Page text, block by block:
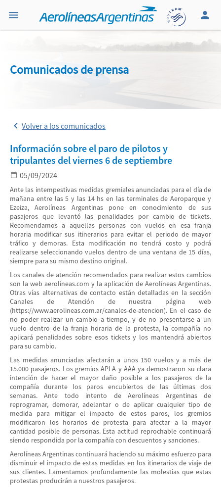
Comunicados de prensa
Volver a los comunicados
Información sobre el paro de pilotos y
tripulantes del viernes 6 de septiembre
05/09/2024
Ante las intempestivas medidas gremiales anunciadas para el día de
mañana entre las 5 y las 14 hs en las terminales de Aeroparque y
Ezeiza, Aerolíneas Argentinas pone en conocimiento de sus
pasajeros que levantó las penalidades por cambio de tickets.
Recomendamos a aquellas personas con vuelos en esa franja
horaria modificar sus itinerarios para evitar el periodo de mayor
tráfico y demoras. Esta modificación no tendrá costo y podrá
realizarse seleccionando vuelos dentro de una ventana de 15 días,
siempre para su mismo destino original.
Los canales de atención recomendados para realizar estos cambios
son la web aerolíneas.com y la aplicación de Aerolíneas Argentinas.
Otras vías alternativas de contacto están detalladas en la sección
Canales de Atención de nuestra página web
(https://www.aerolineas.com.ar/canales-de-atencion). En el caso de
no poder realizar un cambio a tiempo, y de no presentarse a un
vuelo dentro de la franja horaria de la protesta, la compañía no
aplicará penalidades sobre esos tickets y los mantendrá abiertos
para su cambio.
Las medidas anunciadas afectarán a unos 150 vuelos y a más de
15.000 pasajeros. Los gremios APLA y AAA ya demostraron su clara
intención de hacer el mayor daño posible a los pasajeros de la
compañía durante los paros encubiertos de las últimas dos
semanas. Ante todo intento de Aerolíneas Argentinas de
reprogramar, demorar, adelantar o de aplicar cualquier tipo de
medida para mitigar el impacto de estos paros, los gremios
modificaron los horarios de protesta para afectar a la mayor
cantidad posible de personas. Esta actitud reprochable continuará
siendo respondida por la compañía con descuentos y sanciones.
Aerolíneas Argentinas continuará haciendo su máximo esfuerzo para
disminuir el impacto de estas medidas en los itinerarios de viaje de
sus clientes. Lamentamos profundamente las molestias que estas
protestas producirán a nuestros pasajeros.